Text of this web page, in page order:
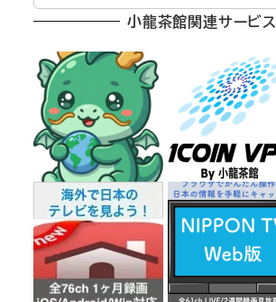
小龍茶館関連サービス